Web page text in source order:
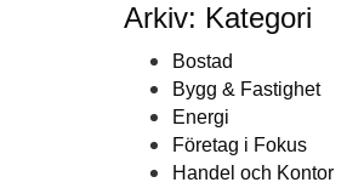
Arkiv: Kategori
Bostad
Bygg & Fastighet
Energi
Företag i Fokus
Handel och Kontor